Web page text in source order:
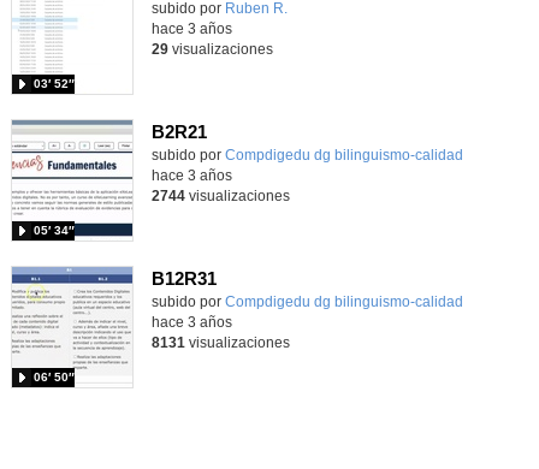
subido por Ruben R.
03′ 52″
hace 3 años
29visualizaciones
B2R21
subido por Compdigedu dg bilinguismo-calidad
05′ 34″
hace 3 años
2744visualizaciones
B12R31
subido por Compdigedu dg bilinguismo-calidad
06′ 50″
hace 3 años
8131 visualizaciones